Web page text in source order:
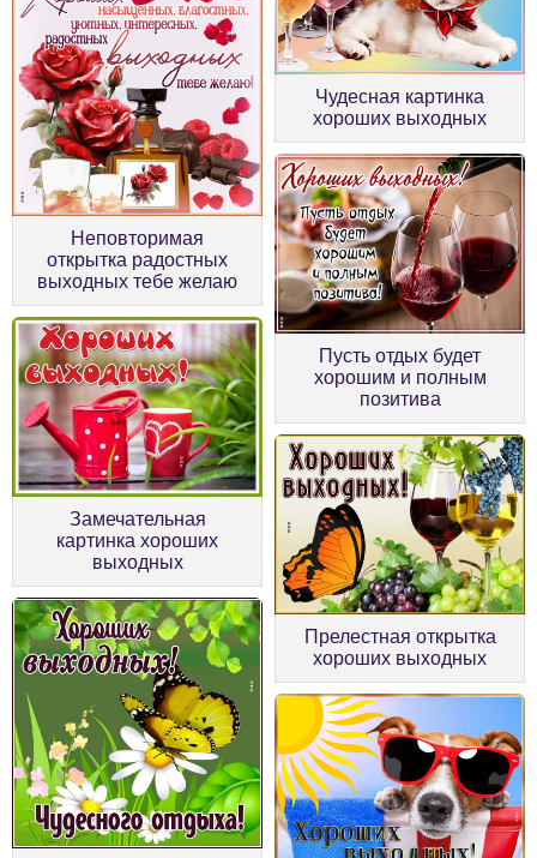
Неповторимая
открытка радостных
выходных тебе желаю
Чудесная картинка
хороших выходных
Замечательная
картинка хороших
выходных
Пусть отдых будет
хорошим и полным
позитива
Прелестная открытка
хороших выходных